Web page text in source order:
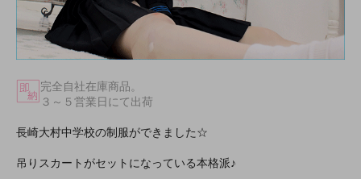
完全自社在庫商品。
３～５営業日にて出荷
長崎大村中学校の制服ができました☆
吊りスカートがセットになっている本格派♪